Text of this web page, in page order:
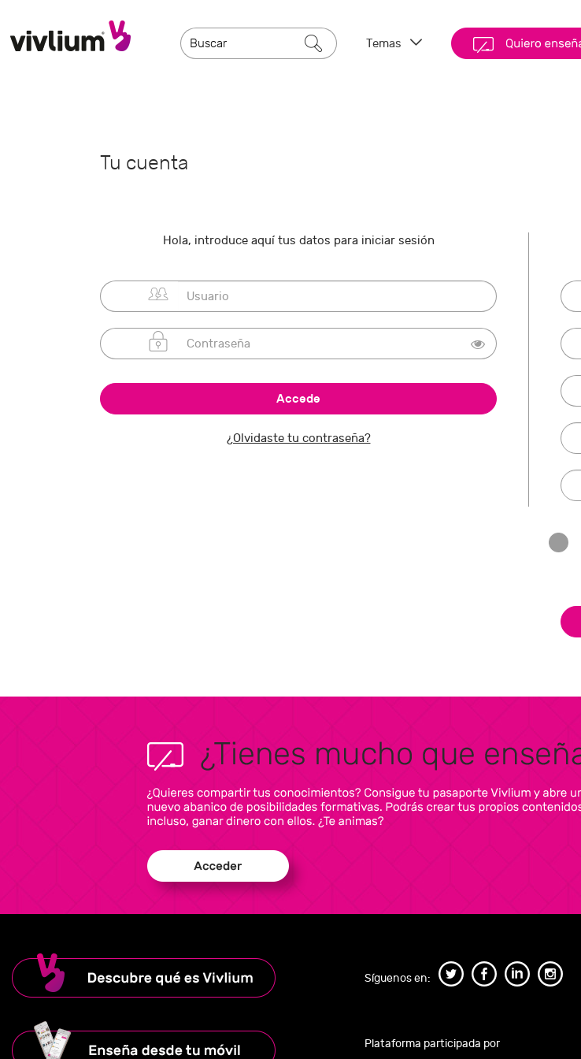
Temas
Tu cuenta
Hola, introduce aquí tus datos para iniciar sesión
¿Olvidaste tu contraseña?
Síguenos en:
Plataforma participada por